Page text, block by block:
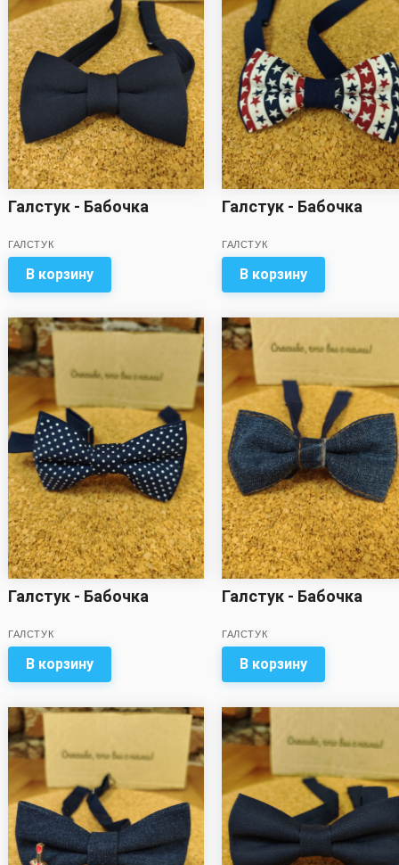
Галстук - Бабочка
ГАЛСТУК
В корзину
Галстук - Бабочка
ГАЛСТУК
В корзину
Галстук - Бабочка
ГАЛСТУК
В корзину
Галстук - Бабочка
ГАЛСТУК
В корзину